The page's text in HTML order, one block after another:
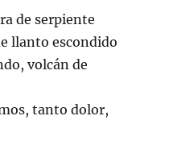
de serpiente
llanto escondido
volcán de
tanto dolor,